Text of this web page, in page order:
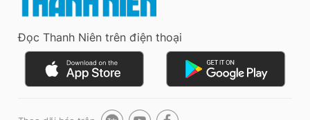
Đọc Thanh Niên trên điện thoại